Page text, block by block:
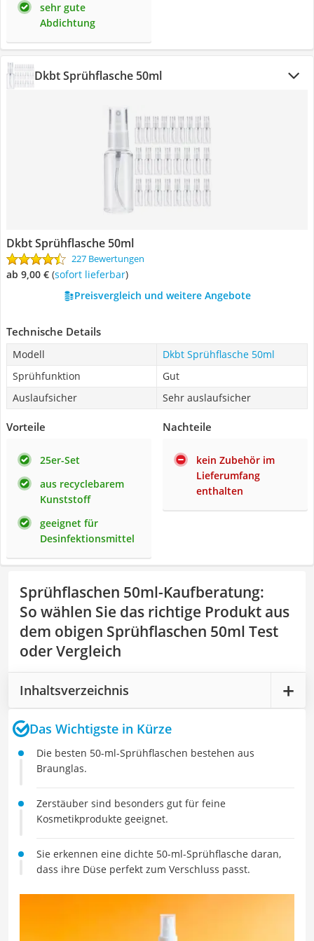
sehr gute
Abdichtung
Dkbt Sprühflasche 50ml
Dkbt Sprühflasche 50ml
227 Bewertungen
ab 9,00 € ( Sofort lieferbar)
Preisvergleich und weitere Angebote
Technische Details
Modell
Dkbt Sprühflasche 50ml
Sprühfunktion
Gut
Auslaufsicher
Sehr auslaufsicher
Vorteile
25er-Set
aus recyclebarem
Kunststoff
geeignet für
Desinfektionsmittel
Nachteile
kein Zubehör im
Lieferumfang
enthalten
Sprühflaschen 50ml-Kaufberatung:
So wählen Sie das richtige Produkt aus
dem obigen Sprühflaschen 50ml Test
oder Vergleich
Inhaltsverzeichnis
Das Wichtigste in Kürze
Die besten 50-ml-Sprühflaschen bestehen aus
Braunglas.
Zerstäuber sind besonders gut für feine
Kosmetikprodukte geeignet.
Sie erkennen eine dichte 50-ml-Sprühflasche daran,
dass ihre Düse perfekt zum Verschluss passt.